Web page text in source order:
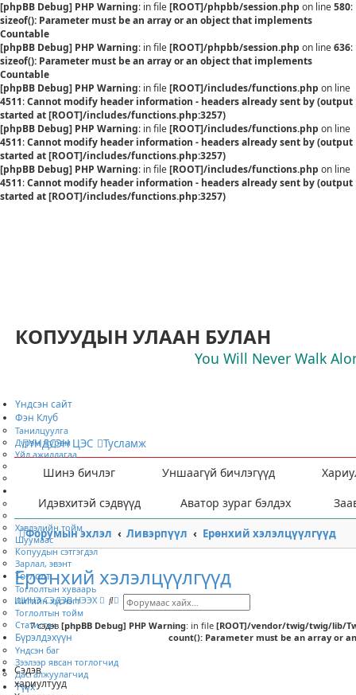
[phpBB Debug] PHP Warning: in file[ROOT]/phpbb/session.php on line580:
sizeof(): Parameter must be an array or an object that implements
Countable
[phpBB Debug] PHP Warning: in file[ROOT]/phpbb/session.php on line636:
sizeof(): Parameter must be an array or an object that implements
Countable
[phpBB Debug] PHP Warning: in file[ROOT]/includes/functions.php on line
4511:Cannot modify header information - headers already sent by (output
started at [ROOT]/includes/functions.php:3257)
[phpBB Debug] PHP Warning: in file[ROOT]/includes/functions.php on line
4511:Cannot modify header information - headers already sent by (output
started at [ROOT]/includes/functions.php:3257)
[phpBB Debug] PHP Warning: in file[ROOT]/includes/functions.php on line
4511:Cannot modify header information - headers already sent by (output
started at [ROOT]/includes/functions.php:3257)
КОПУУДЫН УЛААН БУЛАН
You Will Never Walk
Үндсэн сайт
Фэн Клуб
Танилцуулга
Дүрэм журам
Үйл ажиллагаа
Хамтран ажиллах
Гишүүнээр элсэх
Ярилцлага
Хэвлэлийн тойм
Шуумаас
Копуудын сэтгэгдэл
Зарлал, эвэнт
Тоглолт
Тоглолтын хуваарь
Лигийн хүснэгт
Тоглолтын тойм
Статистак
Бүрэлдэхүүн
Үндсэн баг
Зээлээр явсан тоглогчид
Дасгалжуулагчид
Түүх
ҮНДСЭН ЦЭС Тусламж
Шинэ бичлэг Уншаагүй бичлэгүүд
Идэвхитэй сэдвүүд
Аватор зураг бэлдэх
Форумын эхлэл Ливэрпүүл Ерөнхий хэлэлцүүлгүүд
Ерөнхий хэлэлцүүлгүүд
ШИНЭ СЭДЭВ НЭЭХ
Х
йр
и
7 сэдэв [phpBB Debug] PHP Warning: in file [ROOT]/vendor/twig/twig/lib/
count(): Parameter must be an array or
Сэдэв
хариултууд